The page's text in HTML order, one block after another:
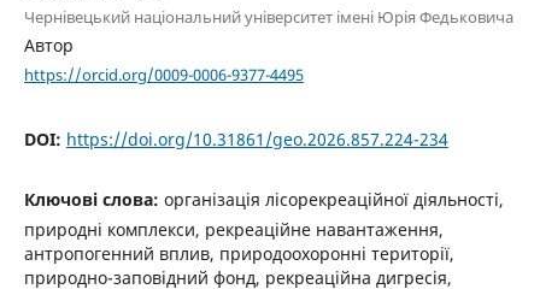
Чернівецький національний університет імені Юрія Федьковича
Автор
https://orcid.org/0009-0006-9377-4495
DOI: https://doi.org/10.31861/geo.2026.857.224-234
Ключові слова: організація лісорекреаційної діяльності,
природні комплекси, рекреаційне навантаження,
антропогенний вплив, природоохоронні території,
природно-заповідний фонд, рекреаційна дигресія,